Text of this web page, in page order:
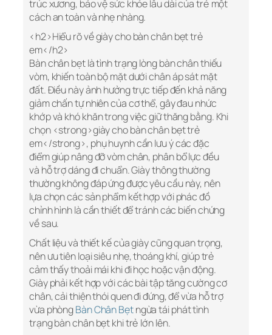
trúc xương, bảo vệ sức khỏe lâu dài của trẻ một
cách an toàn và nhẹ nhàng.
<h2>Hiểu rõ về giày cho bàn chân bẹt trẻ
em</h2>
Bàn chân bẹt là tình trạng lòng bàn chân thiếu
vòm, khiến toàn bộ mặt dưới chân áp sát mặt
đất. Điều này ảnh hưởng trực tiếp đến khả năng
giảm chấn tự nhiên của cơ thể, gây đau nhức
khớp và khó khăn trong việc giữ thăng bằng. Khi
chọn <strong>giày cho bàn chân bẹt trẻ
em</strong>, phụ huynh cần lưu ý các đặc
điểm giúp nâng đỡ vòm chân, phân bổ lực đều
và hỗ trợ dáng đi chuẩn. Giày thông thường
thường không đáp ứng được yêu cầu này, nên
lựa chọn các sản phẩm kết hợp với phác đồ
chỉnh hình là cần thiết để tránh các biến chứng
về sau.
Chất liệu và thiết kế của giày cũng quan trọng,
nên ưu tiên loại siêu nhẹ, thoáng khí, giúp trẻ
cảm thấy thoải mái khi đi học hoặc vận động.
Giày phải kết hợp với các bài tập tăng cường cơ
chân, cải thiện thói quen đi đứng, để vừa hỗ trợ
vừa phòngBàn Chân Bẹtngừa tái phát tình
trạng bàn chân bẹt khi trẻ lớn lên.